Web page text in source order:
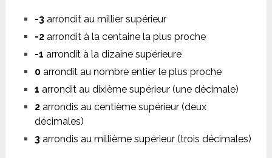
-3arrondit au millier supérieur
-2arrondit à la centaine la plus proche
-1 arrondit à la dizaine supérieure
0arrondit au nombre entier le plus proche
1 arrondit au dixième supérieur (une décimale)
2arrondis au centième supérieur (deux
décimales)
3arrondis au millième supérieur (trois décimales)